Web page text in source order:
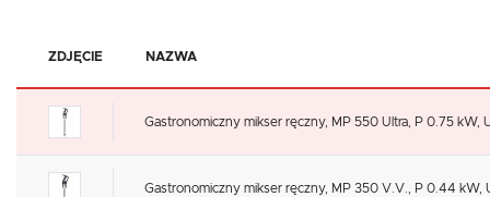
ZDJĘCIE NAZWA
Gastronomiczny mikser ręczny, MP 550 Ultra, P 0.75 kW,
Gastronomiczny mikser ręczny, MP 350 V.V., P 0.44 kW,